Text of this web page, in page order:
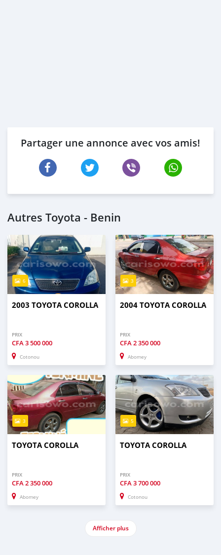
Partager une annonce avec vos amis!
Autres Toyota - Benin
6
2003 TOYOTA COROLLA
PRIX
CFA3 500 000
Cotonou
3
2004 TOYOTA COROLLA
PRIX
CFA2 350 000
Abomey
3
TOYOTA COROLLA
PRIX
CFA2 350 000
Abomey
5
TOYOTA COROLLA
PRIX
CFA3 700 000
Cotonou
Afficher plus